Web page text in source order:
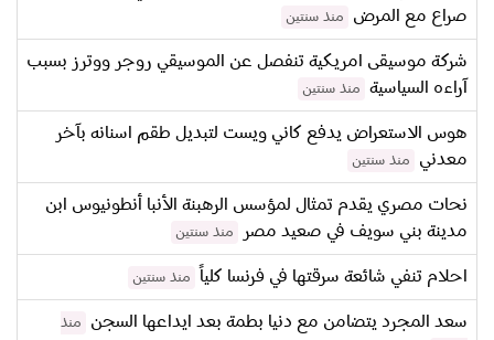
صراع مع المرض
منذ سنتين
شركة موسيقى امريكية تنفصل عن الموسيقي روجر ووترز بسبب
آراءه السياسية
منذ سنتين
هوس الاستعراض يدفع كاني ويست لتبديل طقم اسنانه بآخر
معدني
منذ سنتين
نحات مصري يقدم تمثال لمؤسس الرهبنة الأنبا أنطونيوس ابن
مدينة بني سويف في صعيد مصر
منذ سنتين
احلام تنفي شائعة سرقتها في فرنسا كلياً منذ سنتين
سعد المجرد يتضامن مع دنيا بطمة بعد ايداعها السجن
منذ